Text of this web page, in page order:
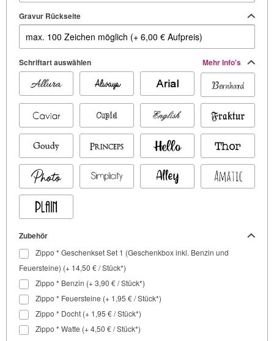
Gravur Rückseite
Schriftart auswählen Mehr Info's
Zubehör
Zippo * Geschenkset Set 1 (Geschenkbox inkl. Benzin und
Feuersteine) (+ 14,50 € / Stück*)
Zippo * Benzin (+ 3,90 € / Stück*)
Zippo * Feuersteine (+ 1,95 € / Stück*)
Zippo * Docht (+ 1,95 € / Stück*)
Zippo * Watte (+ 4,50 € / Stück*)